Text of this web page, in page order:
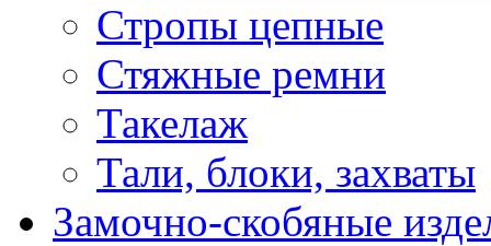
Стропы цепные
Стяжные ремни
Такелаж
Тали, блоки, захваты
Замочно-скобяные